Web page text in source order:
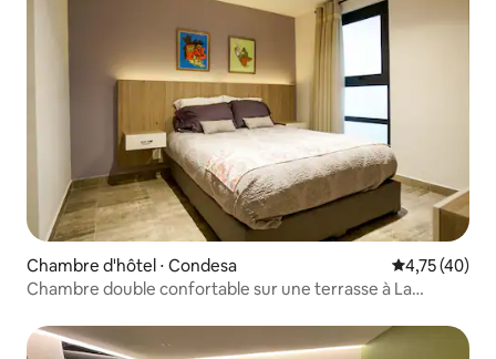
Chambre d'hôtel ⋅ Condesa Évaluation
4,75 (40)
Chambre double confortable sur une terrasse à La